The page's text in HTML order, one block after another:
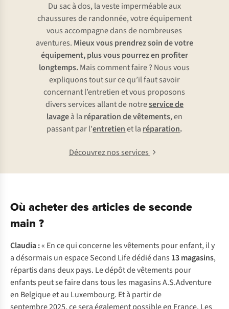
Du sac à dos, la veste imperméable aux
chaussures de randonnée, votre équipement
vous accompagne dans de nombreuses
aventures. Mieux vous prendrez soin de votre
équipement, plus vous pourrez en profiter
longtemps.Mais comment faire ? Nous vous
expliquons tout sur ce qu’il faut savoir
concernant l’entretien et vous proposons
divers services allant de notreservice de
lavageà la réparation de vêtements, en
passant par l’entretienet la réparation.
Découvrez nos services
Où acheter des articles de seconde
main ?
Claudia :« En ce qui concerne les vêtements pour enfant, il y
a désormais un espace Second Life dédié dans 13 magasins,
répartis dans deux pays. Le dépôt de vêtements pour
enfants peut se faire dans tous les magasins A.S.Adventure
en Belgique et au Luxembourg. Et à partir de